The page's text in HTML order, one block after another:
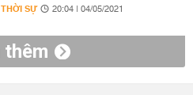
THỜI SỰ 20:04 | 04/05/2021
thêm